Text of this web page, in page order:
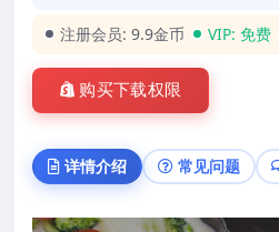
注册会员: 9.9金币 VIP: 免费
购买下载权限
详情介绍 常见问题